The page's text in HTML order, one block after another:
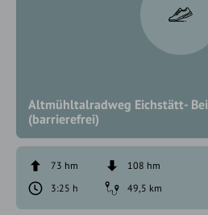
Altmühltalradweg Eichstätt-
(barrierefrei)
73 hm
108 hm
3:25 h
49,5 km